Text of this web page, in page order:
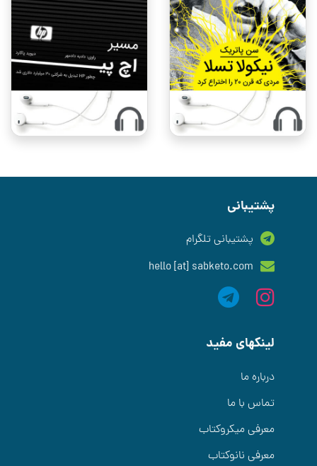
پشتیبانی
پشتیبانی تلگرام
hello [at] sabketo.com
لینکهای مفید
درباره ما
تماس با ما
معرفی میکروکتاب
معرفی نانوکتاب